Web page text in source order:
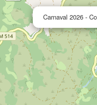
Carnaval 2026 -